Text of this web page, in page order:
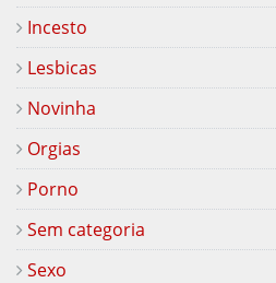
Incesto
Lesbicas
Novinha
Orgias
Porno
Sem categoria
Sexo